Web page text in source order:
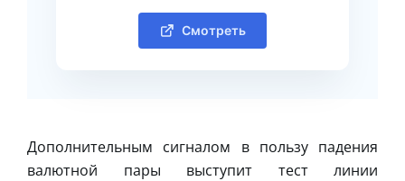
Смотреть
Дополнительным сигналом в пользу падения
валютной пары выступит тест линии